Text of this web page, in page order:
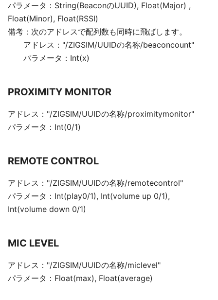
パラメータ：String(BeaconのUUID), Float(Major) ,
Float(Minor), Float(RSSI)
備考：次のアドレスで配列数も同時に飛ばします。
アドレス："/ZIGSIM/UUIDの名称/beaconcount"
パラメータ：Int(x)
PROXIMITY MONITOR
アドレス："/ZIGSIM/UUIDの名称/proximitymonitor"
パラメータ：Int(0/1)
REMOTE CONTROL
アドレス："/ZIGSIM/UUIDの名称/remotecontrol"
パラメータ：Int(play0/1), Int(volume up 0/1),
Int(volume down 0/1)
MIC LEVEL
アドレス："/ZIGSIM/UUIDの名称/miclevel"
パラメータ：Float(max), Float(average)